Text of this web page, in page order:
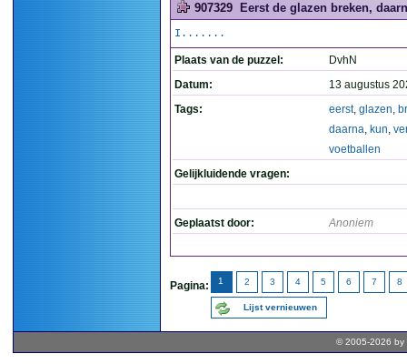
907329 Eerst de glazen breken,
I.......
Plaats van de puzzel:
DvhN
Datum:
13 augustus
Tags:
eerst, glazen,
daarna, kun,
voetballen
Gelijkluidende vragen:
Geplaatst door: Anoniem
Pagina: 1 2 3 4 5 6 7 8
Lijst vernieuwen
© 2005-2026 by